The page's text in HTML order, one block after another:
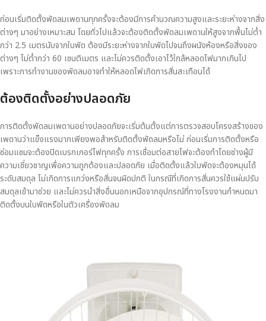
ก่อนเริ่มติดตั้งพัดลมเพดานทุกครั้งจะต้องมีการคำนวณความสูงและระยะห่างจากสิ่ง
ต่างๆ มาอย่างเหมาะสม โดยทั่วไปแล้วจะต้องติดตั้งพัดลมเพดานให้สูงจากพื้นไม่ต่ำ
กว่า 2.5 เมตรนับจากใบพัด ต้องมีระยะห่างจากใบพัดไปจนถึงผนังห้องหรือสิ่งของ
ต่างๆ ไม่ต่ำกว่า 60 เซนติเมตร และไม่ควรติดตั้งเอาไว้ใกล้หลอดไฟมากเกินไป
เพราะการทำงานของพัดลมอาจทำให้หลอดไฟเกิดการสั่นสะเทือนได้
ต้องติดตั้งอย่างปลอดภัย
การติดตั้งพัดลมเพดานอย่างปลอดภัยจะเริ่มต้นตั้งแต่การตรวจสอบโครงสร้างของ
เพดานว่าแข็งแรงมากเพียงพอสำหรับติดตั้งพัดลมหรือไม่ ก่อนเริ่มการติดตั้งหรือ
ซ่อมแซมจะต้องปิดเบรกเกอร์ไฟทุกครั้ง การเชื่อมต่อสายไฟจะต้องทำโดยช่างผู้มี
ความเชี่ยวชาญเพื่อความถูกต้องและปลอดภัย เมื่อติดตั้งแล้วใบพัดจะต้องหมุนได้
ระดับสมดุล ไม่เกิดการแกว่งหรือสั่นจนผิดปกติ ในกรณีที่เกิดการสั่นควรใช้แผ่นปรับ
สมดุลเข้ามาช่วย และไม่ควรนำสิ่งอื่นนอกเหนือจากอุปกรณ์ที่ทางโรงงานกำหนดมา
ติดตั้งบนใบพัดหรือในตัวเครื่องพัดลม